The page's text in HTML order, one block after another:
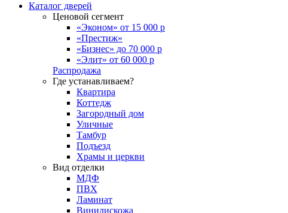
Каталог дверей
Ценовой сегмент
«Эконом» от 15 000 р
«Престиж»
«Бизнес» до 70 000 р
«Элит» от 60 000 р
Распродажа
Где устанавливаем?
Квартира
Коттедж
Загородный дом
Уличные
Тамбур
Подъезд
Храмы и церкви
Вид отделки
МДФ
ПВХ
Ламинат
Винилискожа